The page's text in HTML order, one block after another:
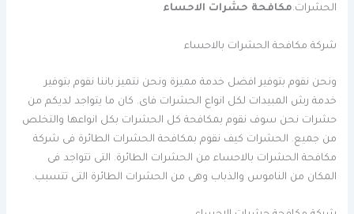
الحشرات.مكافحة حشرات الاحساء
شركة مكافحة الحشرات بالاحساء
ونحن نقوم بتوفير افضل خدمة مميزة ونحن نتميز باننا نقوم بتوفير
خدمة رش المبيدات لكل انواع الحشرات فاى. كان ما يتواجد لديكم من
حشرات نحن سوف نقوم بمكافحة كل الحشرات بكل انواعها والتخلص
من جميع. الحشرات كيف نقوم بمكافحة الحشرات الطائرة فى شركة
مكافحة الحشرات بالاحساء من الحشرات الطائرة. التى تتواجد فى
المكان من الناموس والذباب وهى من الحشرات الطائرة التى تتسبب.